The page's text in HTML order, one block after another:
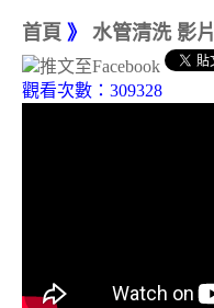
首頁 》 水管清洗 影片
觀看次數：309328